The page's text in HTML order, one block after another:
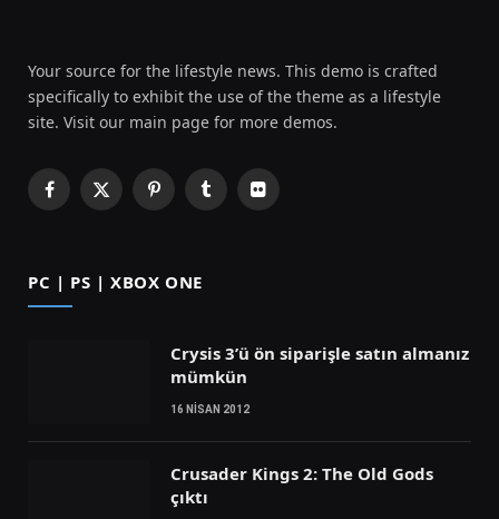
Your source for the lifestyle news. This demo is crafted
specifically to exhibit the use of the theme as a lifestyle
site. Visit our main page for more demos.
Facebook
X
PinterestTumblrFlickr
PC | PS | XBOX ONE
Crysis 3’ü ön siparişle satın almanız
mümkün
16 NISAN 2012
Crusader Kings 2: The Old Gods
çıktı